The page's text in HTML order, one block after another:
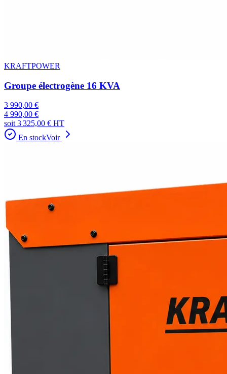
KRAFTPOWER
Groupe électrogène 16 KVA
3 990,00 €
4 990,00 €
soit 3 325,00 € HT
En stockVoir